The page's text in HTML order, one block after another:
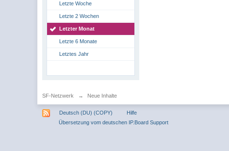
Letzte Woche
Letzte 2 Wochen
Letzter Monat
Letzte 6 Monate
Letztes Jahr
SF-Netzwerk → Neue Inhalte
Deutsch (DU) (COPY)
Hilfe
Übersetzung vom deutschen IP.Board Support